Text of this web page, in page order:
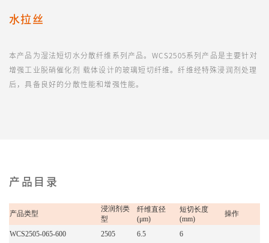
水拉丝
本产品为湿法短切水分散纤维系列产品。WCS2505系列产品是主要针对
增强工业脱硝催化剂 载体设计的玻璃短切纤维。纤维经特殊浸润剂处理
后，具备良好的分散性能和增强性能。
产品目录
产品类型
浸润剂类
型
纤维直径
(μm)
短切长度
(mm)
操作
WCS2505-065-600 2505 6.5 6